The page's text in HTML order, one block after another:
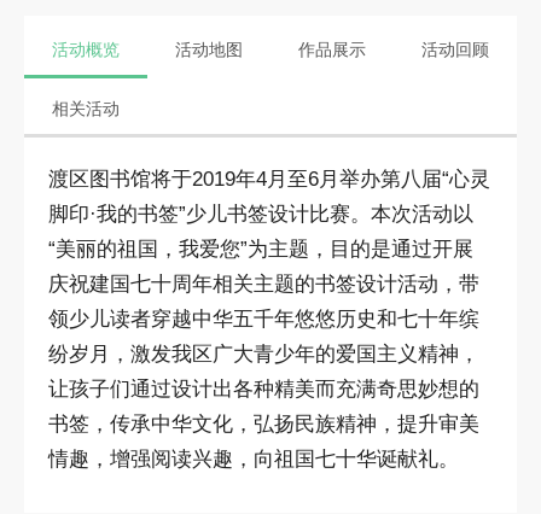
活动概览 活动地图 作品展示 活动回顾
相关活动
渡区图书馆将于2019年4月至6月举办第八届“心灵
脚印·我的书签”少儿书签设计比赛。本次活动以
“美丽的祖国，我爱您”为主题，目的是通过开展
庆祝建国七十周年相关主题的书签设计活动，带
领少儿读者穿越中华五千年悠悠历史和七十年缤
纷岁月，激发我区广大青少年的爱国主义精神，
让孩子们通过设计出各种精美而充满奇思妙想的
书签，传承中华文化，弘扬民族精神，提升审美
情趣，增强阅读兴趣，向祖国七十华诞献礼。